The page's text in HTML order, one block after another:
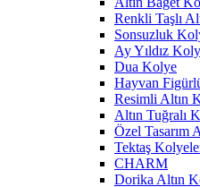
Renkli Taşlı
Sonsuzluk
Ay Yıldız
Dua Kolye
Hayvan
Resimli Altın
Altın Tuğralı
Özel Tasarım
Tektaş
CHARM
Dorika Altın